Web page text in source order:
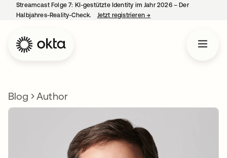
Streamcast Folge 7: KI-gestützte Identity im Jahr 2026 – Der
Halbjahres-Reality-Check.
Jetzt registrieren→
Blog Author